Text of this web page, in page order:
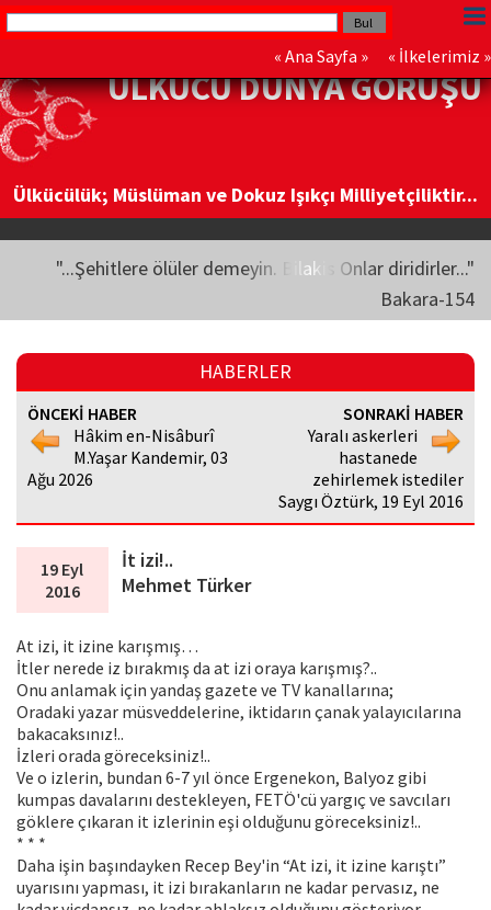
« Ana Sayfa » « İlkelerimiz »
ÜLKÜCÜ DÜNYA GÖRÜŞÜ
Ülkücülük; Müslüman ve Dokuz Işıkçı Milliyetçiliktir...
"...Şehitlere ölüler demeyin. Bilakis Onlar diridirler..."
Bakara-154
HABERLER
ÖNCEKİ HABER
Hâkim en-Nisâburî
M.Yaşar Kandemir, 03
Ağu 2026
SONRAKİ HABER
Yaralı askerleri
hastanede
zehirlemek istediler
Saygı Öztürk, 19 Eyl 2016
19 Eyl
2016
İt izi!..
Mehmet Türker
At izi, it izine karışmış…
İtler nerede iz bırakmış da at izi oraya karışmış?..
Onu anlamak için yandaş gazete ve TV kanallarına;
Oradaki yazar müsveddelerine, iktidarın çanak yalayıcılarına
bakacaksınız!..
İzleri orada göreceksiniz!..
Ve o izlerin, bundan 6-7 yıl önce Ergenekon, Balyoz gibi
kumpas davalarını destekleyen, FETÖ'cü yargıç ve savcıları
göklere çıkaran it izlerinin eşi olduğunu göreceksiniz!..
* * *
Daha işin başındayken Recep Bey'in “At izi, it izine karıştı”
uyarısını yapması, it izi bırakanların ne kadar pervasız, ne